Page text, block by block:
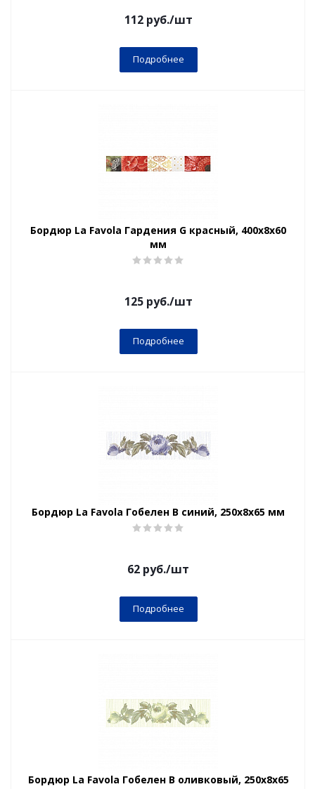
112руб./шт
Подробнее
Бордюр La Favola Гардения G красный, 400x8x60
мм
125руб./шт
Подробнее
Бордюр La Favola Гобелен В синий, 250x8х65 мм
62 руб./шт
Подробнее
Бордюр La Favola Гобелен B оливковый, 250x8x65